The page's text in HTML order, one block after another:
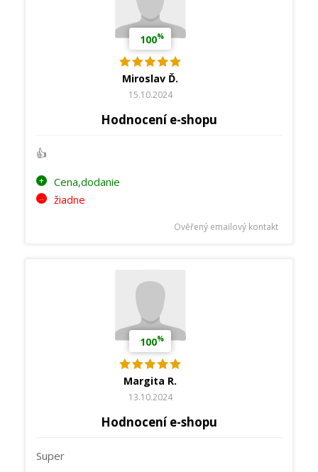
100%
Miroslav Ď.
15.10.2024
Hodnocení e-shopu
👍
Cena,dodanie
žiadne
Ověřený emailový kontakt
100%
Margita R.
13.10.2024
Hodnocení e-shopu
Super